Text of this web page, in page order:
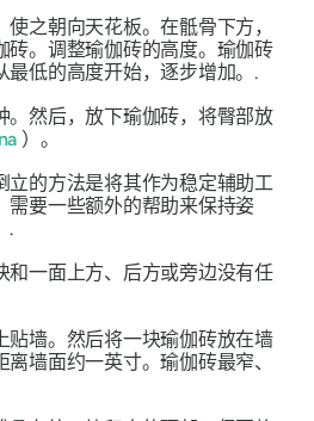
之朝向天花板。在骶骨下方，
砖。调整瑜伽砖的高度。瑜伽砖
最低的高度开始，逐步增加。.
。然后，放下瑜伽砖，将臀部放
）。
立的方法是将其作为稳定辅助工
需要一些额外的帮助来保持姿
.
和一面上方、后方或旁边没有任
贴墙。然后将一块瑜伽砖放在墙
墙面约一英寸。瑜伽砖最窄、